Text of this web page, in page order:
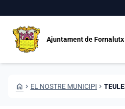
Ajuntament de Fornalutx
HOME CHEVRON_RIGHT EL NOSTRE MUNICIPI CHEVRON_RIGHT